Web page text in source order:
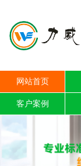
网站首页
客户案例